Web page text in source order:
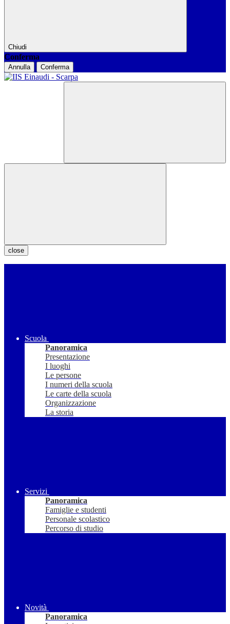
Chiudi
Conferma
Annulla Conferma
close
Scuola
Panoramica
Presentazione
I luoghi
Le persone
I numeri della scuola
Le carte della scuola
Organizzazione
La storia
Servizi
Panoramica
Famiglie e studenti
Personale scolastico
Percorso di studio
Novità
Panoramica